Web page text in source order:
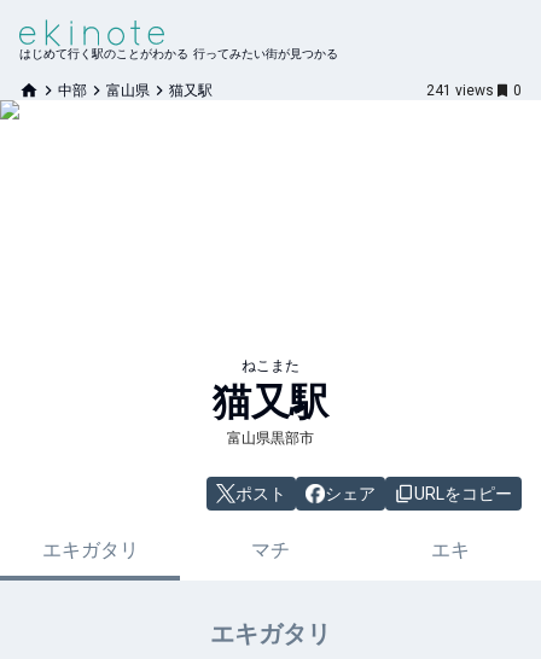
はじめて行く駅のことがわかる 行ってみたい街が見つかる
中部 富山県 猫又駅 241 views 0
ねこまた
猫又駅
富山県黒部市
ポスト シェア URLをコピー
エキガタリ マチ エキ
エキガタリ